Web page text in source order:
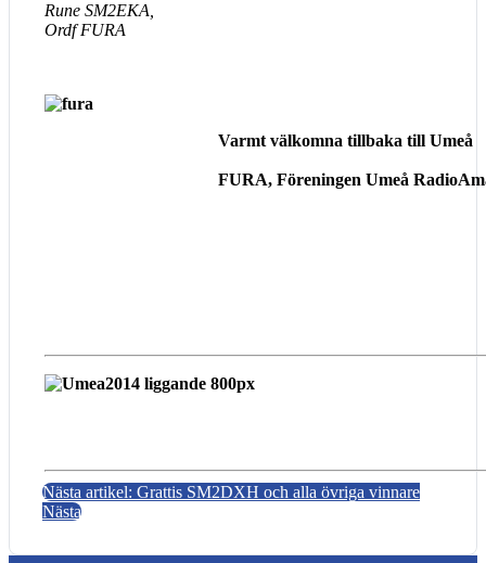
Rune SM2EKA,
Ordf FURA
Varmt välkomna tillbaka till Umeå
FURA, Föreningen Umeå
Nästa artikel: Grattis SM2DXH och alla övriga vinnare
Nästa